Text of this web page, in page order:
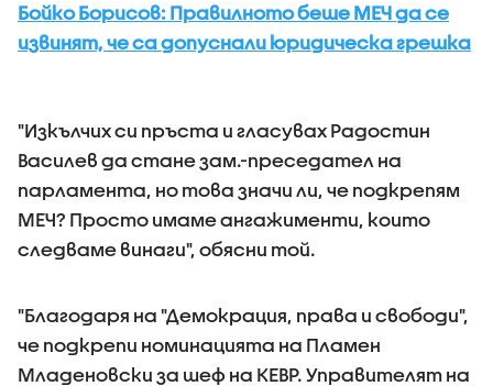
Бойко Борисов: Правилното беше МЕЧ да се
извинят, че са допуснали юридическа грешка
"Изкълчих си пръста и гласувах Радостин
Василев да стане зам.-преседател на
парламента, но това значи ли, че подкрепям
МЕЧ? Просто имаме ангажименти, които
следваме винаги", обясни той.
"Благодаря на "Демокрация, права и свободи",
че подкрепи номинацията на Пламен
Младеновски за шеф на КЕВР. Управителят на